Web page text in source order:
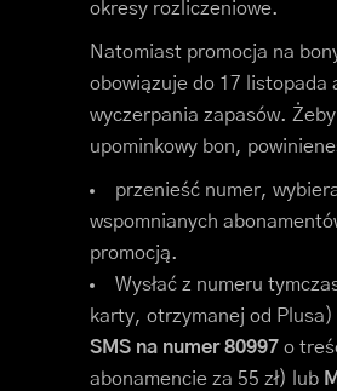
okresy rozliczeniowe.
Natomiast promocja na
obowiązuje do 17 listopada
wyczerpania zapasów.
upominkowy bon,
przenieść numer,
wspomnianych
promocją.
Wysłać z numeru
karty, otrzymanej od Plusa)
SMS na numer 80997 o
abonamencie za 55 zł) lub